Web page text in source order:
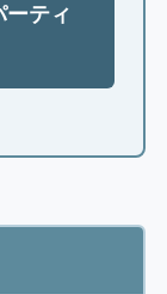
ーティ